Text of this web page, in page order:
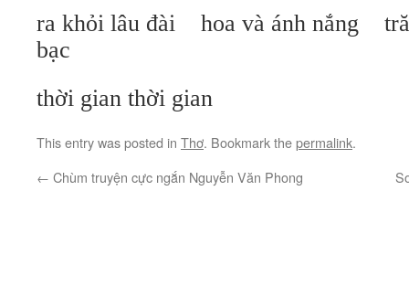
ra khỏi lâu đài hoa và ánh nắng
bạc
thời gian thời gian
This entry was posted in Thơ. Bookmark thepermalink.
← Chùm truyện cực ngắn Nguyễn Văn Phong